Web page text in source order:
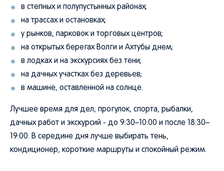
в степных и полупустынных районах;
на трассах и остановках;
у рынков, парковок и торговых центров;
на открытых берегах Волги и Ахтубы днем;
в лодках и на экскурсиях без тени;
на дачных участках без деревьев;
в машине, оставленной на солнце.
Лучшее время для дел, прогулок, спорта, рыбалки,
дачных работ и экскурсий - до 9:30–10:00 и после 18:30–
19:00. В середине дня лучше выбирать тень,
кондиционер, короткие маршруты и спокойный режим.